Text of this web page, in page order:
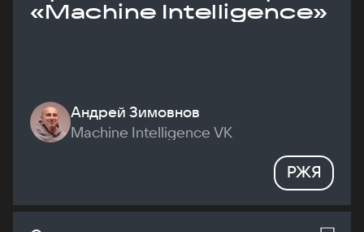
«Machine Intelligence»
Андрей Зимовнов
Machine Intelligence VK
РЖЯ